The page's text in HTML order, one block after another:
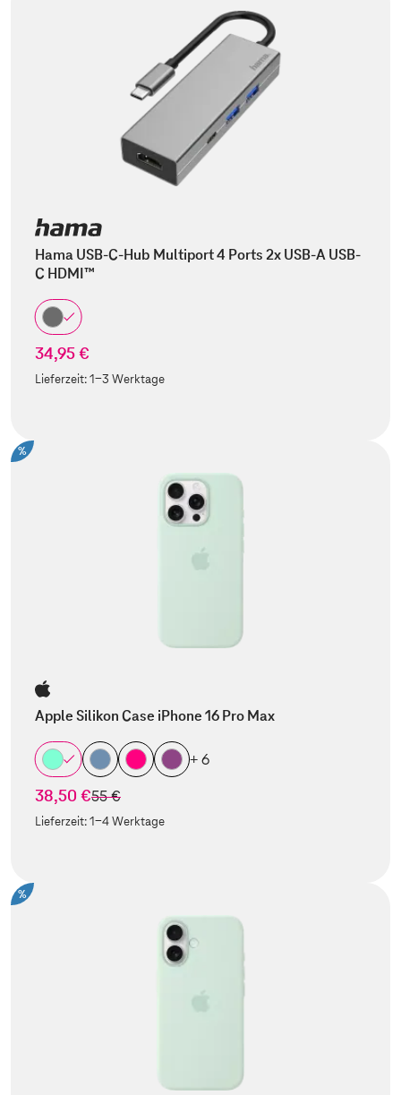
Hama USB-C-Hub Multiport 4 Ports 2x USB-A USB-
C HDMI™
34,95 €
Lieferzeit:1-3 Werktage
%
Apple Silikon Case iPhone 16 Pro Max
+ 6
38,50 €statt
55 €
Lieferzeit:1-4 Werktage
%